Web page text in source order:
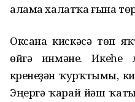
алама халатҡа ғына
Оксана кискәсә төп
өйгә инмәне. Икеһе
күренеүҙән ҡурҡтымы,
Эңергә ҡарай йәш